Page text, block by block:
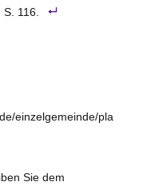
S. 116.
einzelgemeinde/pla
Sie dem